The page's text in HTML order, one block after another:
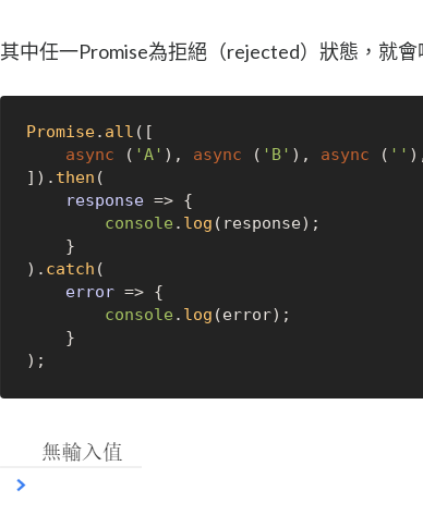
其中任一Promise為拒絕（rejected）狀態，就會
Promise. all ([
async ( 'A' ), async ( 'B' ), async ( ''
]). then (
response => {
console . log (response);
). catch (
error => {
console . log (error);